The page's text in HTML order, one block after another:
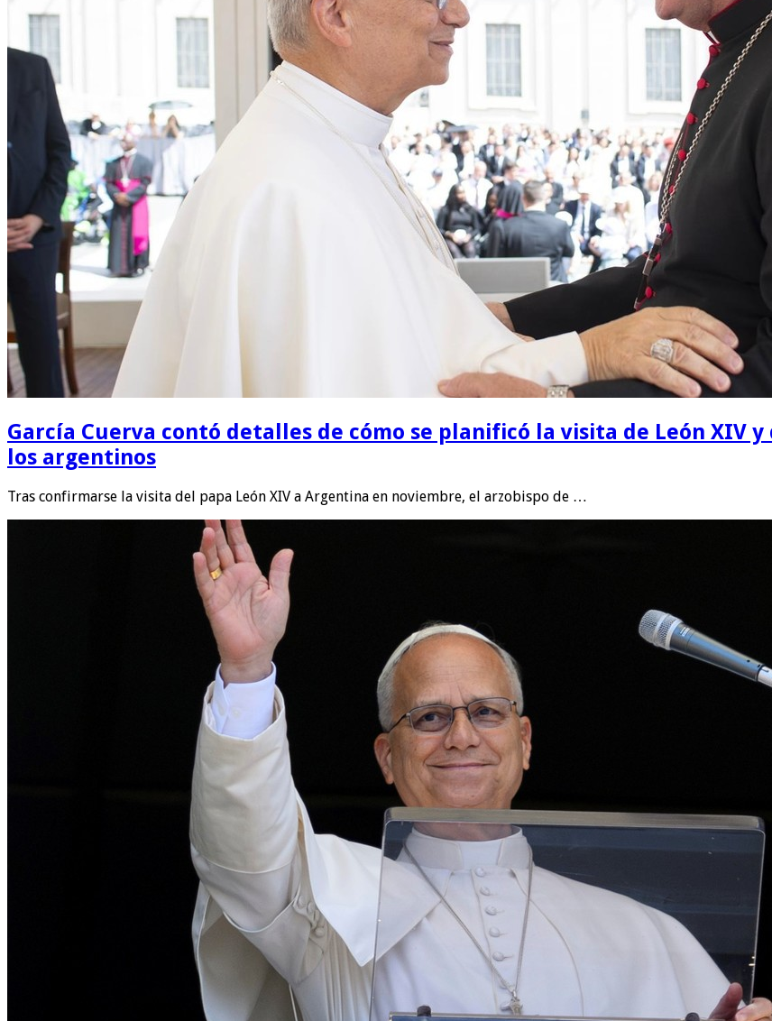
García Cuerva contó detalles de cómo se planificó la visita de León XIV
los argentinos
Tras confirmarse la visita del papa León XIV a Argentina en noviembre, el arzobispo de …